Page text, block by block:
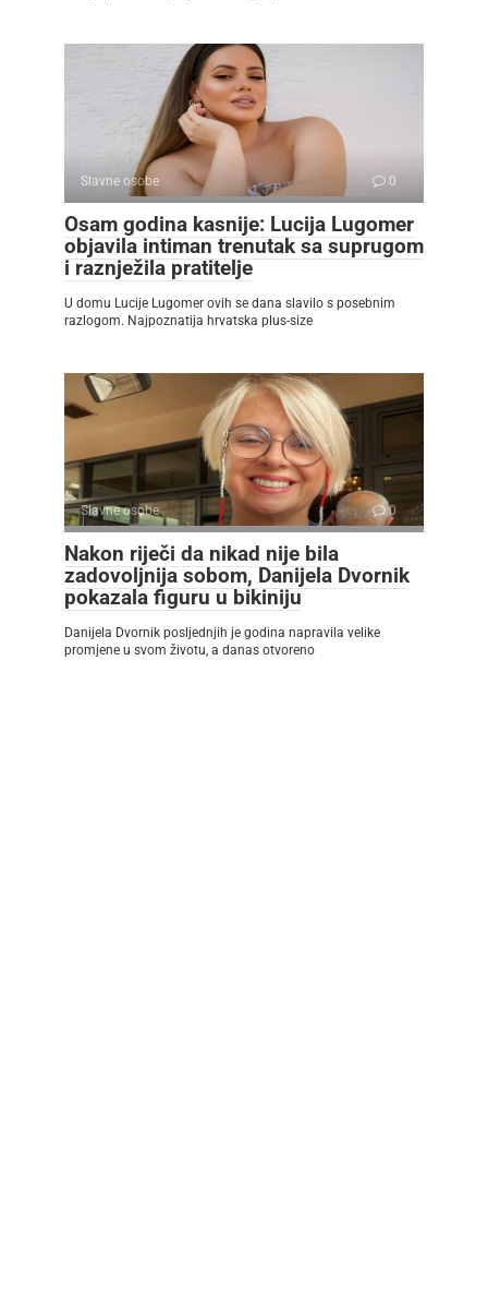
Slavne osobe 0
Osam godina kasnije: Lucija Lugomer
objavila intiman trenutak sa suprugom
i raznježila pratitelje
U domu Lucije Lugomer ovih se dana slavilo s posebnim
razlogom. Najpoznatija hrvatska plus-size
Slavne osobe 0
Nakon riječi da nikad nije bila
zadovoljnija sobom, Danijela Dvornik
pokazala figuru u bikiniju
Danijela Dvornik posljednjih je godina napravila velike
promjene u svom životu, a danas otvoreno